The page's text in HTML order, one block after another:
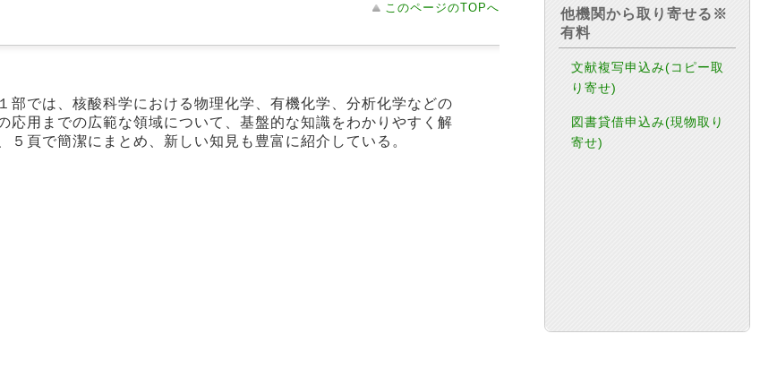
このページのTOPへ
では、核酸科学における物理化学、有機化学、分析化学などの
用までの広範な領域について、基盤的な知識をわかりやすく解
頁で簡潔にまとめ、新しい知見も豊富に紹介している。
他機関から取り寄せる※
有料
文献複写申込み(コピー取
り寄せ)
図書貸借申込み(現物取り
寄せ)